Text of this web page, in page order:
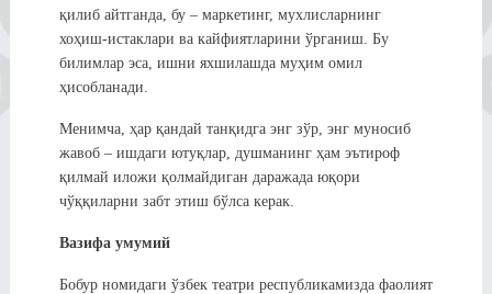
қилиб айтганда, бу – маркетинг, мухлисларнинг
хоҳиш-истаклари ва кайфиятларини ўрганиш. Бу
билимлар эса, ишни яхшилашда муҳим омил
ҳисобланади.
Менимча, ҳар қандай танқидга энг зўр, энг муносиб
жавоб – ишдаги ютуқлар, душманинг ҳам эътироф
қилмай иложи қолмайдиган даражада юқори
чўққиларни забт этиш бўлса керак.
Вазифа умумий
Бобур номидаги ўзбек театри республикамизда фаолият